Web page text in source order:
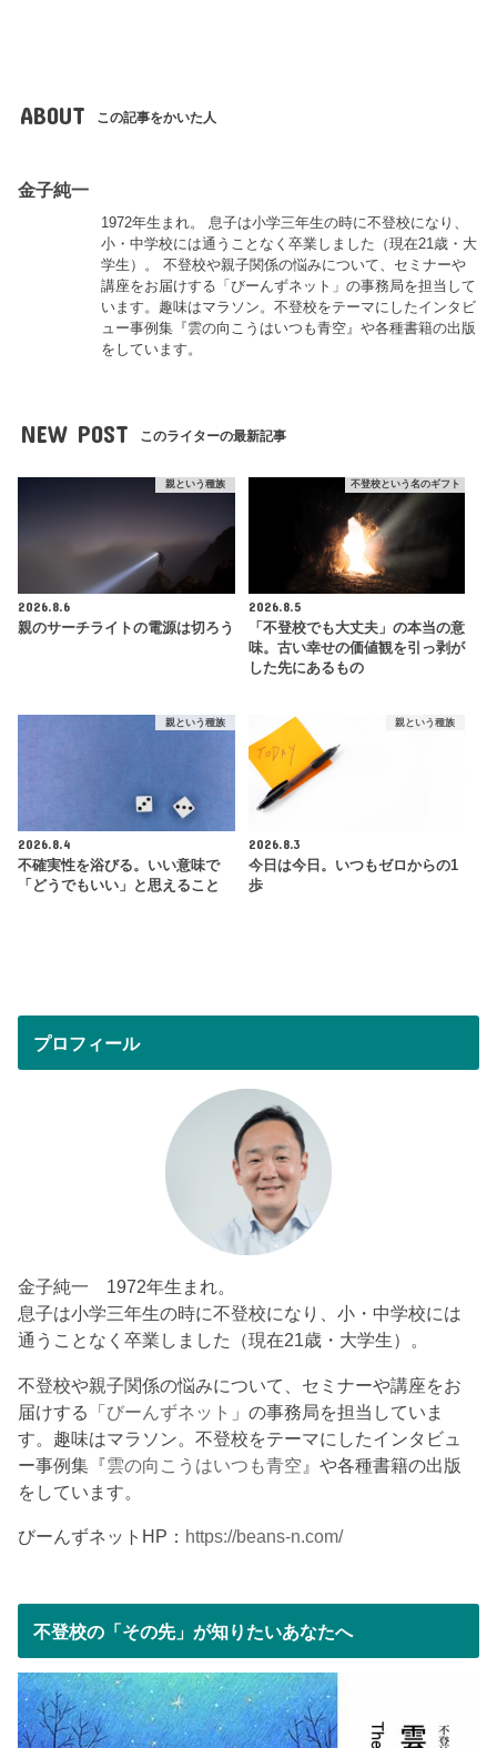
ABOUT この記事をかいた人
金子純一
1972年生まれ。 息子は小学三年生の時に不登校になり、
小・中学校には通うことなく卒業しました（現在21歳・大
学生）。 不登校や親子関係の悩みについて、セミナーや
講座をお届けする「びーんずネット」の事務局を担当して
います。趣味はマラソン。不登校をテーマにしたインタビ
ュー事例集『雲の向こうはいつも青空』や各種書籍の出版
をしています。
NEW POST このライターの最新記事
親という種族
2026.8.6
親のサーチライトの電源は切ろう
不登校という名のギフト
2026.8.5
「不登校でも大丈夫」の本当の意
味。古い幸せの価値観を引っ剥が
した先にあるもの
親という種族
2026.8.4
不確実性を浴びる。いい意味で
「どうでもいい」と思えること
親という種族
2026.8.3
今日は今日。いつもゼロからの1
歩
プロフィール
金子純一 1972年生まれ。
息子は小学三年生の時に不登校になり、小・中学校には
通うことなく卒業しました（現在21歳・大学生）。
不登校や親子関係の悩みについて、セミナーや講座をお
届けする「びーんずネット 」の事務局を担当していま
す。趣味はマラソン。不登校をテーマにしたインタビュ
ー事例集『雲の向こうはいつも青空 』や各種書籍の出版
をしています。
びーんずネットHP： https://beans-n.com/
不登校の「その先」が知りたいあなたへ